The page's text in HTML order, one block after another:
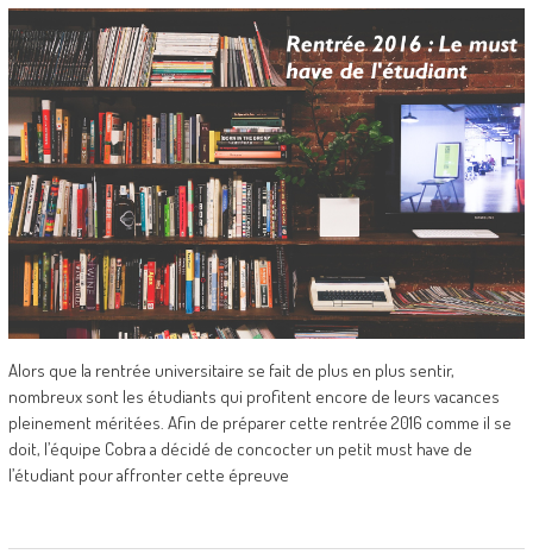
Alors que la rentrée universitaire se fait de plus en plus sentir,
nombreux sont les étudiants qui profitent encore de leurs vacances
pleinement méritées. Afin de préparer cette rentrée 2016 comme il se
doit, l’équipe Cobra a décidé de concocter un petit must have de
l’étudiant pour affronter cette épreuve